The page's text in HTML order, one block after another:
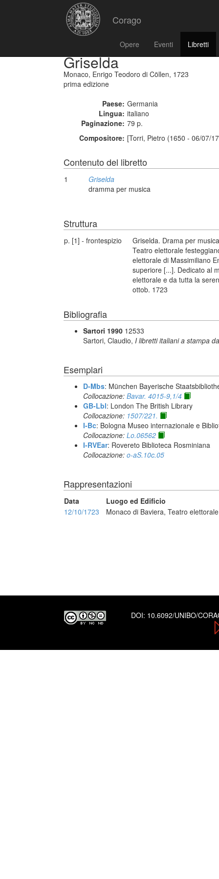
Corago
Opere Eventi Libretti
Griselda
Monaco, Enrigo Teodoro di Cöllen, 1723
prima edizione
Paese: Germania
Lingua: italiano
Paginazione: 79 p.
Compositore: [Torri, Pietro (1650 - 06/07/
Contenuto del libretto
1
Griselda
dramma per musica
Struttura
p. [1] - frontespizio
Griselda. Drama per
Teatro elettorale
elettorale di Massimiliano
superiore [...]. Dedicato al
elettorale e da tutta la
ottob. 1723
Bibliografia
Sartori 1990 12533
Sartori, Claudio, I libretti italiani a stampa
Esemplari
D-Mbs: München Bayerische
Collocazione: Bavar. 4015-9,1/4
GB-Lbl: London The British Library
Collocazione: 1507/221.
I-Bc: Bologna Museo internazionale e
Collocazione: Lo.06562
I-RVEar: Rovereto Biblioteca Rosminiana
Collocazione: o-aS.10c.05
Rappresentazioni
Data
Luogo ed Edificio
12/10/1723
Monaco di Baviera, Teatro elettorale
DOI: 10.6092/UNIBO/